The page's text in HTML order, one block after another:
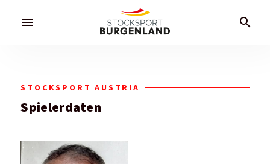
menu search
STOCKSPORT AUSTRIA
Spielerdaten